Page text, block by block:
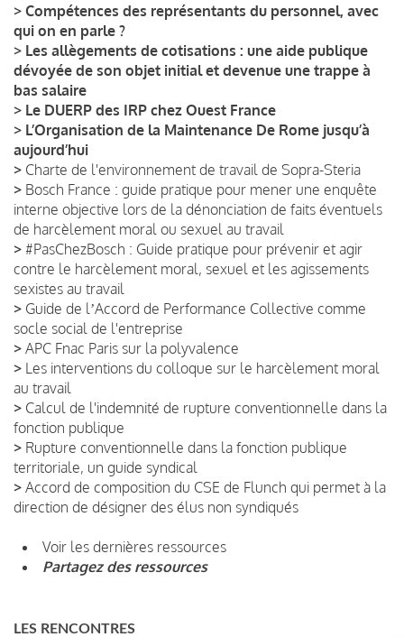
> Compétences des représentants du personnel, avec
qui on en parle ?
> Les allègements de cotisations : une aide publique
dévoyée de son objet initial et devenue une trappe à
bas salaire
> Le DUERP des IRP chez Ouest France
> L’Organisation de la Maintenance De Rome jusqu’à
aujourd’hui
> Charte de l'environnement de travail de Sopra-Steria
> Bosch France : guide pratique pour mener une enquête
interne objective lors de la dénonciation de faits éventuels
de harcèlement moral ou sexuel au travail
> #PasChezBosch : Guide pratique pour prévenir et agir
contre le harcèlement moral, sexuel et les agissements
sexistes au travail
> Guide de lʼAccord de Performance Collective comme
socle social de l'entreprise
> APC Fnac Paris sur la polyvalence
> Les interventions du colloque sur le harcèlement moral
au travail
> Calcul de l'indemnité de rupture conventionnelle dans la
fonction publique
> Rupture conventionnelle dans la fonction publique
territoriale, un guide syndical
> Accord de composition du CSE de Flunch qui permet à la
direction de désigner des élus non syndiqués
Voir les dernières ressources
Partagez des ressources
LES RENCONTRES